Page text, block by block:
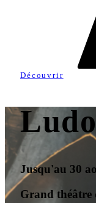
Découvrir
Jusqu'au 30
Grand théâtre